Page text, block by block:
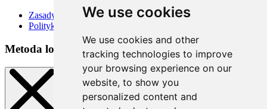
We use cookies
We use cookies and other
tracking technologies to improve
your browsing experience on our
website, to show you
personalized content and
Zasady korzystania
Polityka Prywatności
Metoda logowania